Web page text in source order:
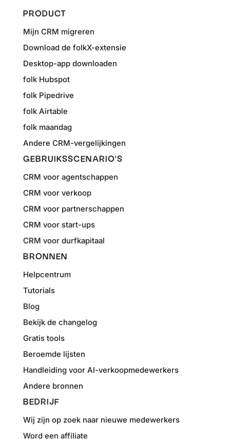
PRODUCT
Mijn CRM migreren
Download de folkX-extensie
Desktop-app downloaden
folk Hubspot
folk Pipedrive
folk Airtable
folk maandag
Andere CRM-vergelijkingen
GEBRUIKSSCENARIO'S
CRM voor agentschappen
CRM voor verkoop
CRM voor partnerschappen
CRM voor start-ups
CRM voor durfkapitaal
BRONNEN
Helpcentrum
Tutorials
Blog
Bekijk de changelog
Gratis tools
Beroemde lijsten
Handleiding voor AI-verkoopmedewerkers
Andere bronnen
BEDRIJF
Wij zijn op zoek naar nieuwe medewerkers
Word een affiliate